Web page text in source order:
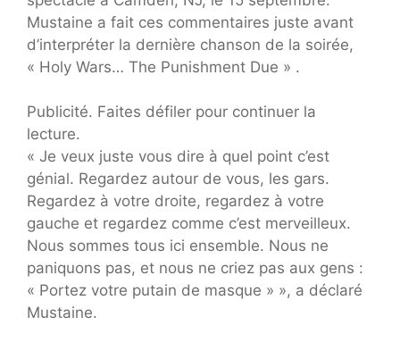
Mustaine a fait ces commentaires juste avant
d’interpréter la dernière chanson de la soirée,
« Holy Wars… The Punishment Due » .
Publicité. Faites défiler pour continuer la
lecture.
« Je veux juste vous dire à quel point c’est
génial. Regardez autour de vous, les gars.
Regardez à votre droite, regardez à votre
gauche et regardez comme c’est merveilleux.
Nous sommes tous ici ensemble. Nous ne
paniquons pas, et nous ne criez pas aux gens :
« Portez votre putain de masque » », a déclaré
Mustaine.